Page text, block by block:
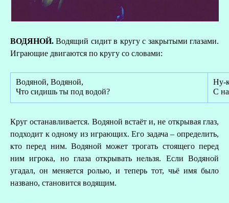
ВОДЯНОЙ.Водящий сидит в кругу с закрытыми глазами.
Играющие двигаются по кругу со словами:
Водяной, Водяной,
Что сидишь ты под водой?
Ну-
С
Круг останавливается. Водяной встаёт и, не открывая глаз,
подходит к одному из играющих. Его задача – определить,
кто перед ним. Водяной может трогать стоящего перед
ним игрока, но глаза открывать нельзя. Если Водяной
угадал, он меняется ролью, и теперь тот, чьё имя было
названо, становится водящим.